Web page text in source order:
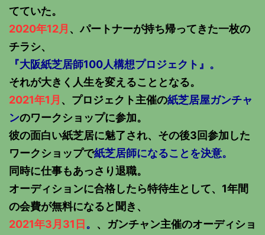
てていた。
2020年12月 、パートナーが持ち帰ってきた一枚の
チラシ、
『大阪紙芝居師100人構想プロジェクト』。
それが大きく人生を変えることとなる。
2021年1月 、プロジェクト主催の紙芝居屋ガンチャ
ンのワークショップに参加。
彼の面白い紙芝居に魅了され、その後3回参加した
ワークショップで紙芝居師になることを決意。
同時に仕事もあっさり退職。
オーディションに合格したら特待生として、1年間
の会費が無料になると聞き、
2021年3月31日 。 、ガンチャン主催のオーディショ